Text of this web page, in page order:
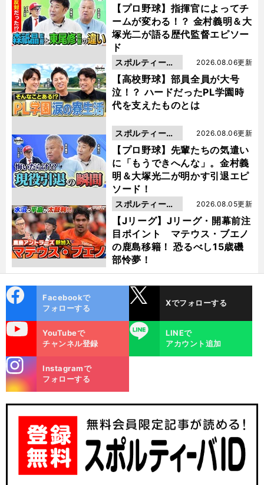
【プロ野球】指揮官によってチ
ームが変わる！？ 金村義明＆大
塚光二が語る歴代監督エピソー
ド
動画
【高校野球】部員全員が大号
泣！？ ハードだったPL学園時
代を支えたものとは
2026.08.06更新
スポルティーバ
動画
【プロ野球】先輩たちの気遣い
に「もうできへんな」。金村義
明＆大塚光二が明かす引退エピ
ソード！
2026.08.06更新
スポルティーバ
動画
【Jリーグ】Jリーグ・開幕前注
目ポイント マテウス・ブエノ
の鹿島移籍！ 恐るべし15歳磯
部怜夢！
2026.08.05更新
スポルティーバ
動画
ok
Facebookで
フォローする
Xでフォローする
YouTubeで
チャンネル登録
LINE
LINEで
アカウント追加
m
Instagramで
フォローする